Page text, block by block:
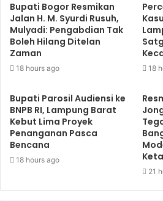
Bupati Bogor Resmikan
Jalan H. M. Syurdi Rusuh,
Mulyadi: Pengabdian Tak
Boleh Hilang Ditelan
Zaman
18 hours ago 18
Bupati Parosil Audiensi ke
BNPB RI, Lampung Barat
Kebut Lima Proyek
Penanganan Pasca
Bencana
18 hours ago
21